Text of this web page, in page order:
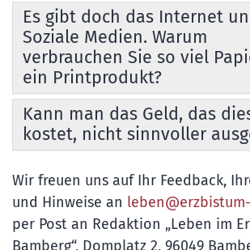
Es gibt doch das Internet
Soziale Medien. Warum
verbrauchen Sie so viel
ein Printprodukt?
Kann man das Geld, das
kostet, nicht sinnvoller
Wir freuen uns auf Ihr Feedback,
und Hinweise an
per Post an Redaktion „Leben im
Bamberg“, Domplatz 2, 96049